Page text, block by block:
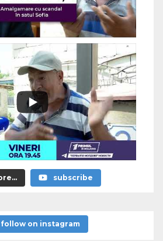
subscribe
follow on instagram